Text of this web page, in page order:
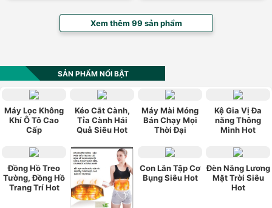
Xem thêm 99 sản phẩm
SẢN PHẨM NỔI BẬT
Máy Lọc Không
Khí Ô Tô Cao
Cấp
Kéo Cắt Cành,
Tỉa Cành Hái
Quả Siêu Hot
Máy Mài Móng
Bán Chạy Mọi
Thời Đại
Kệ Gia Vị Đa
năng Thông
Minh Hot
Đồng Hồ Treo
Tường, Đồng Hồ
Trang Trí Hot
Con Lăn Tập Cơ
Bụng Siêu Hot
Đèn Năng Lương
Mặt Trời Siêu
Hot